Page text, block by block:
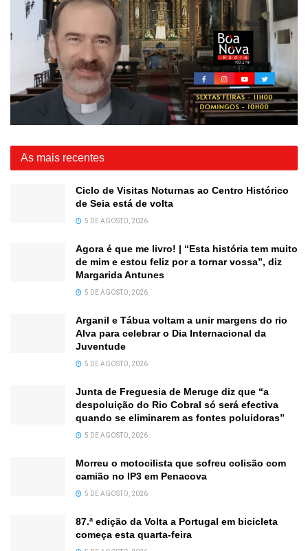
As mais recentes
Ciclo de Visitas Noturnas ao Centro Histórico
de Seia está de volta
5 DE AGOSTO, 2026
Agora é que me livro! | “Esta história tem muito
de mim e estou feliz por a tornar vossa”, diz
Margarida Antunes
5 DE AGOSTO, 2026
Arganil e Tábua voltam a unir margens do rio
Alva para celebrar o Dia Internacional da
Juventude
5 DE AGOSTO, 2026
Junta de Freguesia de Meruge diz que “a
despoluição do Rio Cobral só será efectiva
quando se eliminarem as fontes poluidoras”
5 DE AGOSTO, 2026
Morreu o motocilista que sofreu colisão com
camião no IP3 em Penacova
5 DE AGOSTO, 2026
87.ª edição da Volta a Portugal em bicicleta
começa esta quarta-feira